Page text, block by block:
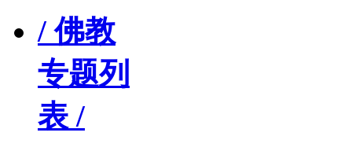
/ 佛教
专题列
表 /